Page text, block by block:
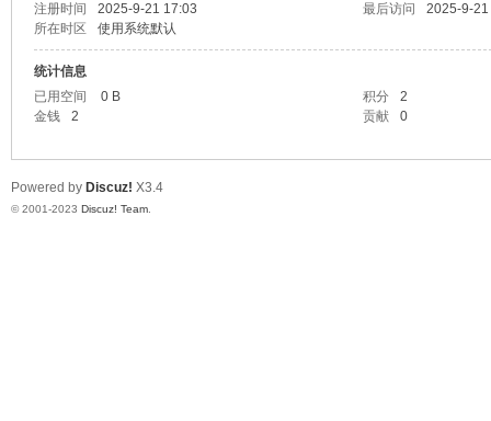
注册时间
2025-9-21 17:03 最后访问
2025-9-
所在时区
使用系统默认
统计信息
已用空间
0 B 积分
2
金钱
2 贡献 0
Powered by Discuz! X3.4
© 2001-2023 Discuz! Team